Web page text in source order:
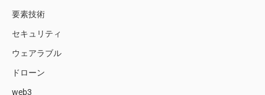
要素技術
セキュリティ
ウェアラブル
ドローン
web3